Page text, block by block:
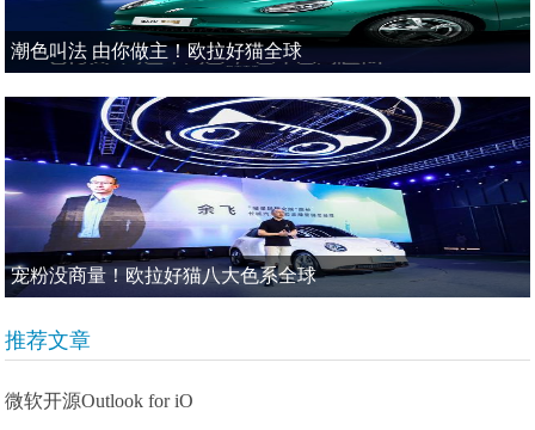
潮色叫法 由你做主！欧拉好猫全球
宠粉没商量！欧拉好猫八大色系全球
推荐文章
微软开源Outlook for iO